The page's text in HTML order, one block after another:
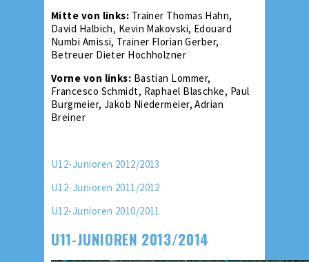
Mitte von links: Trainer Thomas Hahn,
David Halbich, Kevin Makovski, Edouard
Numbi Amissi, Trainer Florian Gerber,
Betreuer Dieter Hochholzner
Vorne von links: Bastian Lommer,
Francesco Schmidt, Raphael Blaschke, Paul
Burgmeier, Jakob Niedermeier, Adrian
Breiner
U12-Junioren 2012/2013
U12-Junioren 2011/2012
U12-Junioren 2010/2011
U11-JUNIOREN 2013/2014